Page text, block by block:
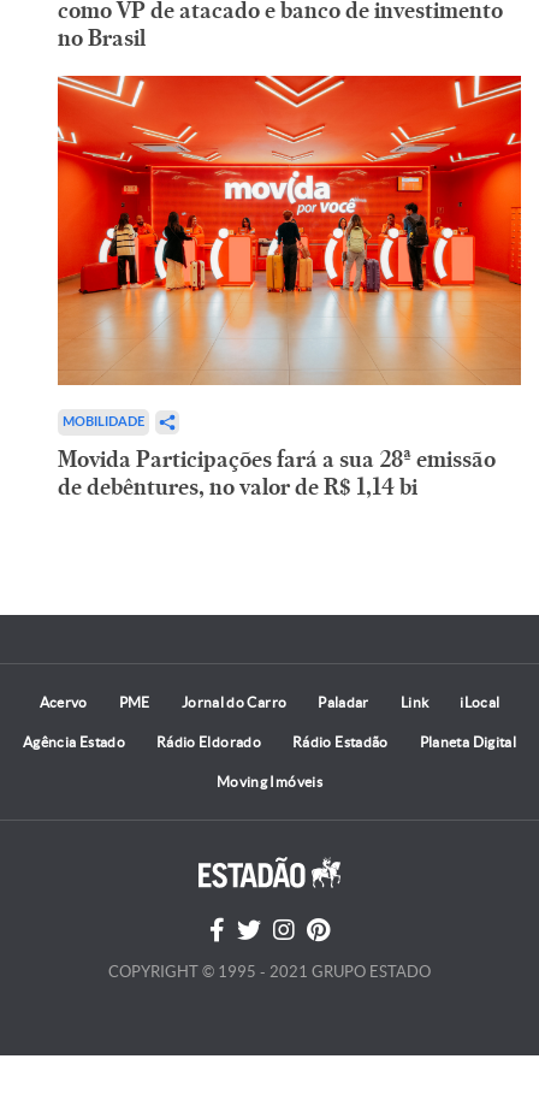
como VP de atacado e banco de investimento
no Brasil
MOBILIDADE
Movida Participações fará a sua 28ª emissão
de debêntures, no valor de R$ 1,14 bi
Acervo PME Jornal do Carro Paladar Link iLocal
Agência Estado Rádio Eldorado Rádio Estadão Planeta Digital
Moving Imóveis
COPYRIGHT © 1995 - 2021 GRUPO ESTADO